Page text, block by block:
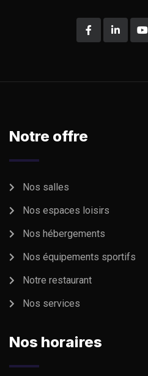
Notre offre
Nos salles
Nos espaces loisirs
Nos hébergements
Nos équipements sportifs
Notre restaurant
Nos services
Nos horaires